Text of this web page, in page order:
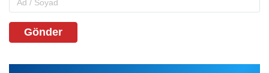
Gönder